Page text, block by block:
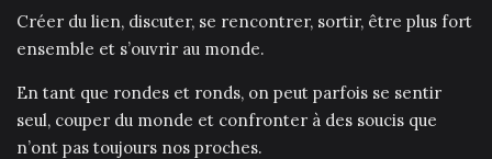
Créer du lien, discuter, se rencontrer, sortir, être plus fort
ensemble et s’ouvrir au monde.
En tant que rondes et ronds, on peut parfois se sentir
seul, couper du monde et confronter à des soucis que
n’ont pas toujours nos proches.